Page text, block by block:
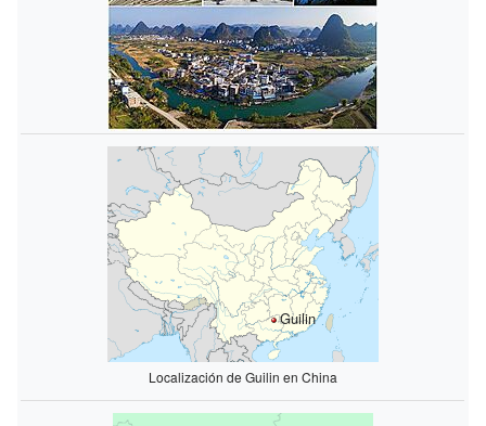
Guilin
Localización de Guilin en China